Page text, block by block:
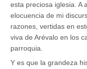
esta preciosa iglesia. A
elocuencia de mi
razones, vertidas en
viva de Arévalo en los
parroquia.
Y es que la grandeza